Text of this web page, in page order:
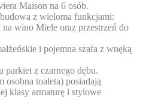
Maison na 6 osób.
z wieloma funkcjami:
wino Miele oraz przestrzeń do
i pojemna szafa z wnęką
parkiet z czarnego dębu.
osobna toaleta) posiadają
klasy armaturę i stylowe